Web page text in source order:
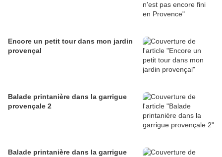
Encore un petit tour dans mon jardin
provençal
Balade printanière dans la garrigue
provençale 2
Balade printanière dans la garrigue